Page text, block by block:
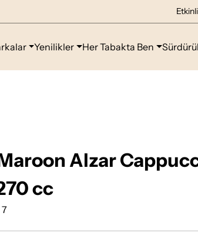
Yenilikler Her Tabakta Ben
Alzar
cc